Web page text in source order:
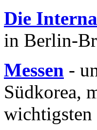
Die
in Berlin-
Messen -
Südkorea,